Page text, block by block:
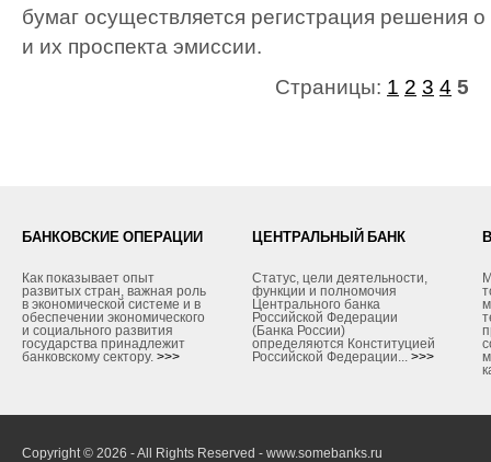
бумаг осуществляется регистрация решения
и их проспекта эмиссии.
Страницы: 1 2 3 4 5
БАНКОВСКИЕ ОПЕРАЦИИ
Как показывает опыт
развитых стран, важная роль
в экономической системе и в
обеспечении экономического
и социального развития
государства принадлежит
банковскому сектору. >>>
ЦЕНТРАЛЬНЫЙ БАНК
Статус, цели деятельности,
функции и полномочия
Центрального банка
Российской Федерации
(Банка России)
определяются Конституцией
Российской Федерации... >>>
Copyright © 2026 - All Rights Reserved - www.somebanks.ru